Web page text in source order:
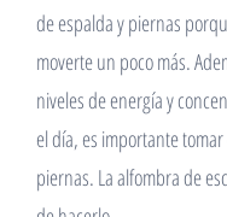
de espalda y piernas
moverte un poco más.
niveles de energía y
el día, es importante
piernas. La alfombra de